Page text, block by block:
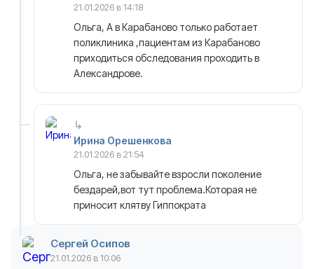
21.01.2026 в 14:18
Ольга, А в Карабаново только работает
поликлиника ,пациентам из Карабаново
приходиться обследования проходить в
Александрове.
Ирина Орешенкова
21.01.2026 в 21:54
Ольга, не забывайте взросли поколение
бездарей,вот тут проблема.Которая не
приносит клятву Гиппократа
Сергей Осипов
21.01.2026 в 10:06